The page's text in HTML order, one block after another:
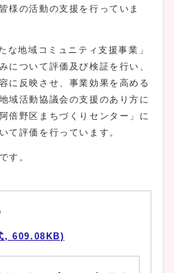
様の活動の支援を行っていま
な地域コミュニティ支援事業」
について評価及び検証を行い、
に反映させ、事業効果を高める
域活動協議会の支援のあり方に
倍野区まちづくりセンター」に
て評価を行っています。
す。
, 609.08KB)